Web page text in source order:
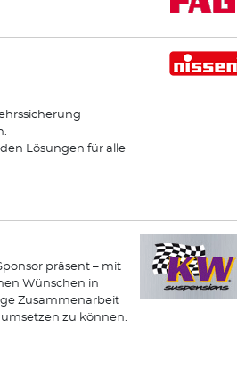
Lösungen für alle
präsent – mit
Wünschen in
Zusammenarbeit
zu können.